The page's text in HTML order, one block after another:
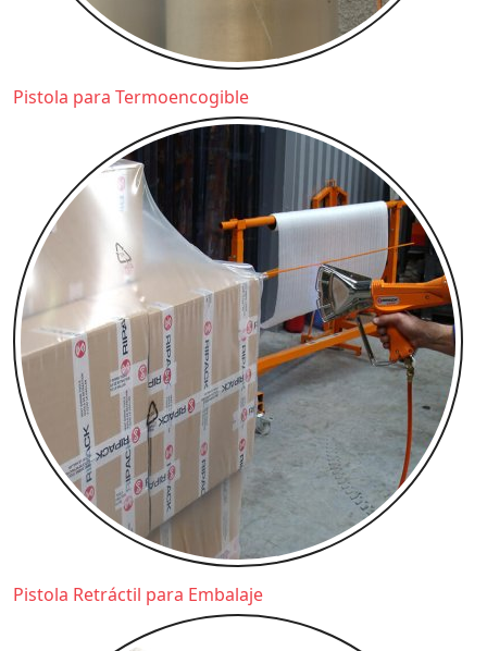
Pistola para Termoencogible
Pistola Retráctil para Embalaje